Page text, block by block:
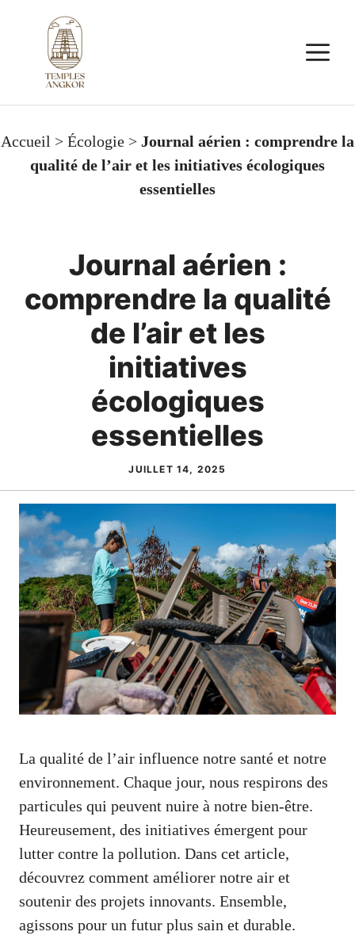
contenu
Accueil > Écologie > Journal aérien : comprendre la
qualité de l’air et les initiatives écologiques
essentielles
Journal aérien :
comprendre la qualité
de l’air et les
initiatives
écologiques
essentielles
JUILLET 14, 2025
La qualité de l’air influence notre santé et notre
environnement. Chaque jour, nous respirons des
particules qui peuvent nuire à notre bien-être.
Heureusement, des initiatives émergent pour
lutter contre la pollution. Dans cet article,
découvrez comment améliorer notre air et
soutenir des projets innovants. Ensemble,
agissons pour un futur plus sain et durable.